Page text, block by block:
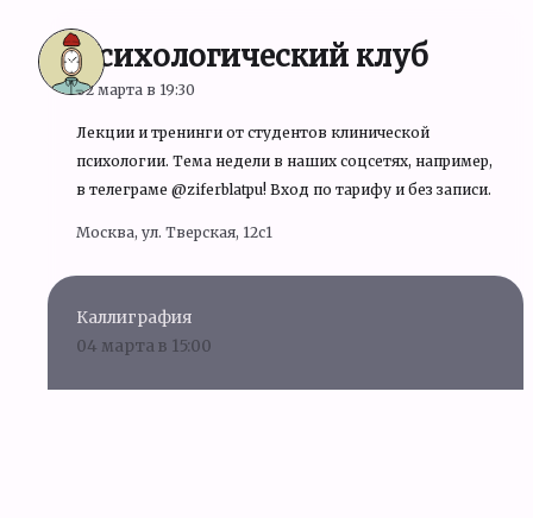
Психологический клуб
02 марта в 19:30
Лекции и тренинги от студентов клинической
психологии. Тема недели в наших соцсетях, например,
в телеграме @ziferblatpu! Вход по тарифу и без записи.
Москва, ул. Тверская, 12с1
Каллиграфия
04 марта в 15:00